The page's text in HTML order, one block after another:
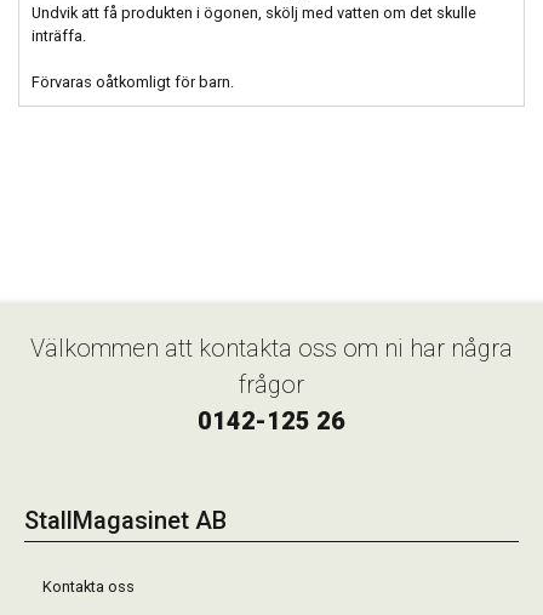
Undvik att få produkten i ögonen, skölj med vatten om det skulle
inträffa.
Förvaras oåtkomligt för barn.
Välkommen att kontakta oss om ni har några
frågor
0142-125 26
StallMagasinet AB
Kontakta oss